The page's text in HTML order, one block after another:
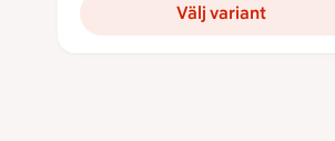
Välj variant